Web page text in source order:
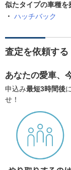
似たタイプの車種を
ハッチバック
査定を依頼する
あなたの愛車、
申込み最短3時間後に
せ！